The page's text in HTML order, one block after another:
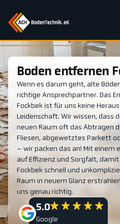
Boden entfernen
Wenn es darum geht, alte
richtige Ansprechpartner. Das
Fockbek ist für uns keine
Leidenschaft. Wir wissen, dass
neuen Raum oft das Abtragen
Fliesen, abgewetztes Parkett
– wir packen das an! Mit einem
auf Effizienz und Sorgfalt,
Fockbek schnell und
Raum in neuem Glanz
uns genau richtig.
5.0
Google